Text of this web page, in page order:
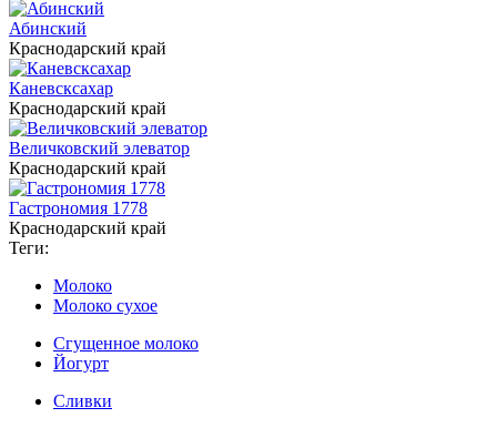
Абинский
Краснодарский край
Каневсксахар
Краснодарский край
Величковский элеватор
Краснодарский край
Гастрономия 1778
Краснодарский край
Теги:
Молоко
Молоко сухое
Сгущенное молоко
Йогурт
Сливки